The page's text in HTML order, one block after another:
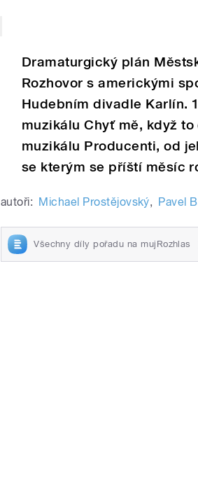
Dramaturgický plán
Rozhovor s americkými
Hudebním divadle Karlín.
muzikálu Chyť mě, když
muzikálu Producenti, od
se kterým se příští měsíc
autoři: Michael Prostějovský, Pavel
Všechny díly pořadu na mujRozhlas